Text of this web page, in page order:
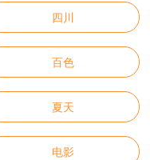
四川
百色
夏天
电影